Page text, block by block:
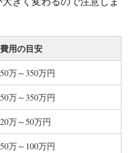
費用の目安
50万～350万円
50万～350万円
20万～50万円
50万～100万円